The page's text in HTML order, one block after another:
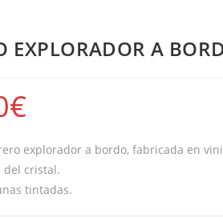
EXPLORADOR A
€
explorador a bordo, fabricada en
del cristal.
tintadas.